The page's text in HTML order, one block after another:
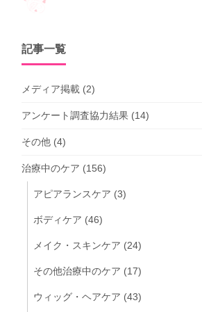
記事一覧
メディア掲載 (2)
アンケート調査協力結果 (14)
その他 (4)
治療中のケア (156)
アピアランスケア (3)
ボディケア (46)
メイク・スキンケア (24)
その他治療中のケア (17)
ウィッグ・ヘアケア (43)